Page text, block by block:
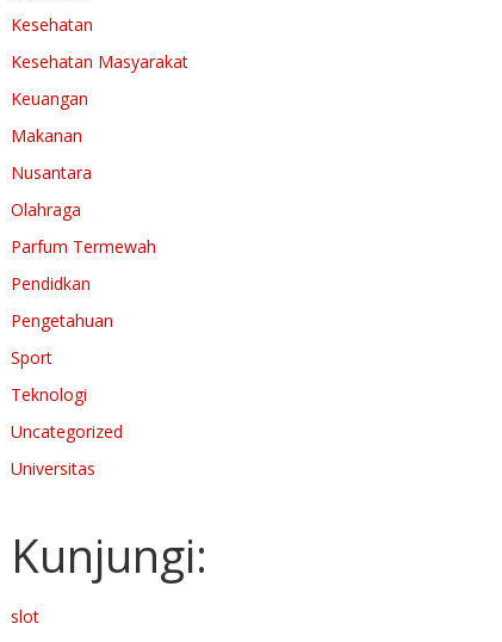
Kesehatan
Kesehatan Masyarakat
Keuangan
Makanan
Nusantara
Olahraga
Parfum Termewah
Pendidkan
Pengetahuan
Sport
Teknologi
Uncategorized
Universitas
Kunjungi:
slot